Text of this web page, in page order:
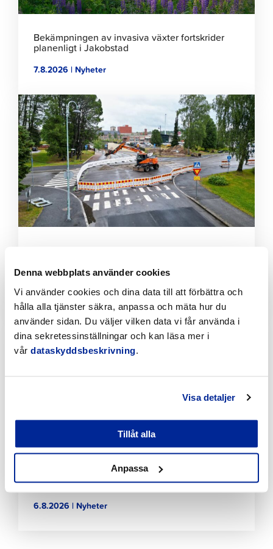
Denna webbplats använder cookies
Vi använder cookies och dina data till att förbättra och
hålla alla tjänster säkra, anpassa och mäta hur du
använder sidan. Du väljer vilken data vi får använda i
dina sekretessinställningar och kan läsa mer i
vår dataskyddsbeskrivning
Visa detaljer
Tillåt alla
Anpassa
Bekämpningen av invasiva växter fortskrider
planenligt i Jakobstad
7.8.2026 | Nyheter
Klicka
för
att
läsa
artikeln
Jakobsgatan
6.8.2026 | Nyheter
Klicka
för
att
Förbättringar på Gamla hamnens och Fäbodas
stränder med hjälp av invånarbudgeten
6.8.2026 | Nyheter